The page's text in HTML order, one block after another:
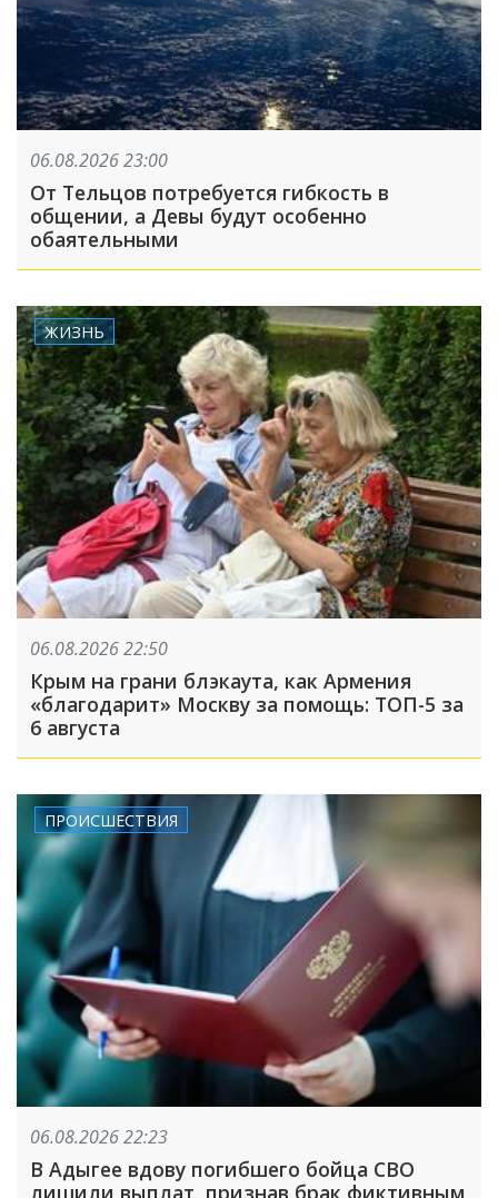
06.08.2026 23:00
От Тельцов потребуется гибкость в
общении, а Девы будут особенно
обаятельными
ЖИЗНЬ
06.08.2026 22:50
Крым на грани блэкаута, как Армения
«благодарит» Москву за помощь: ТОП-5 за
6 августа
ПРОИСШЕСТВИЯ
06.08.2026 22:23
В Адыгее вдову погибшего бойца СВО
лишили выплат, признав брак фиктивным